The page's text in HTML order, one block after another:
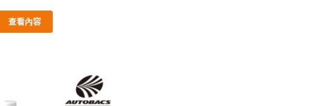
查看內容